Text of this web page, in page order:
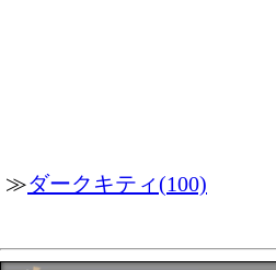
≫ダークキティ(100)